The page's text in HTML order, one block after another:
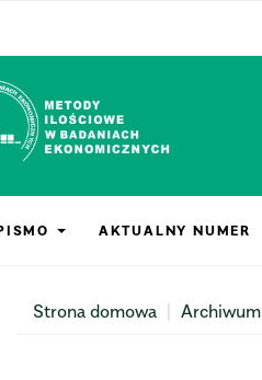
AKTUALNY NUMER
Strona domowa Archiwum